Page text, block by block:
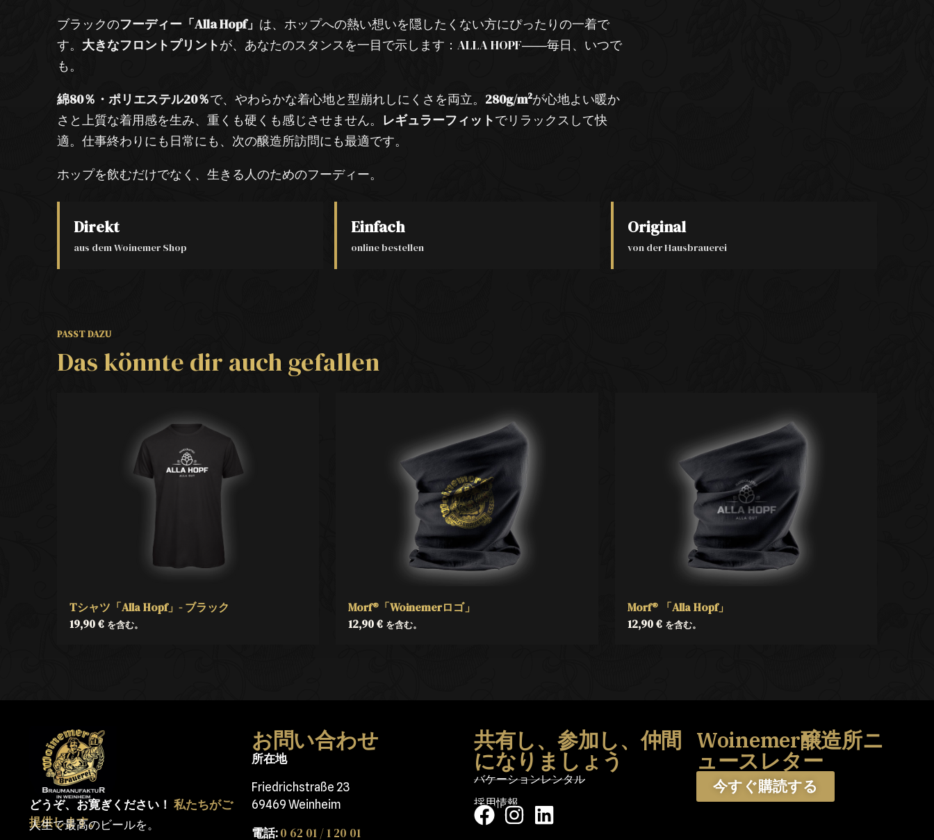
ブラックのフーディー「Alla Hopf」 は、ホップへの熱い想いを隠したくない方にぴったりの一着で
す。 大きなフロントプリントが、あなたのスタンスを一目で示します：ALLA HOPF――毎日、いつで
も。
綿80％・ポリエステル20％で、やわらかな着心地と型崩れしにくさを両立。 280g/m²が心地よい暖か
さと上質な着用感を生み、重くも硬くも感じさせません。 レギュラーフィットでリラックスして快
適。仕事終わりにも日常にも、次の醸造所訪問にも最適です。
ホップを飲むだけでなく、生きる人のためのフーディー。
Direkt
aus dem Woinemer Shop
Einfach
online bestellen
Original
von der Hausbrauerei
PASST DAZU
Das könnte dir auch gefallen
Tシャツ「Alla Hopf」- ブラック
19,90€ を含む。
Morf®「Woinemerロゴ」
12,90€ を含む。
Morf® 「Alla Hopf」
12,90€ を含む。
どうぞ、お寛ぎください！ 私たちがご
提供します。
人生で最高のビールを。
お問い合わせ
所在地
Friedrichstraße 23
69469 Weinheim
電話: 0 62 01 / 1 20 01
共有し、参加し、仲間
になりましょう
バケーションレンタル
採用情報
Woinemer醸造所ニ
ュースレター
今すぐ購読する